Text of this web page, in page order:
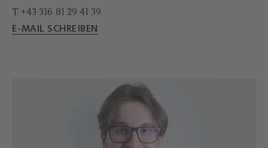
T +43 316 81 29 41 39
E-MAIL SCHREIBEN